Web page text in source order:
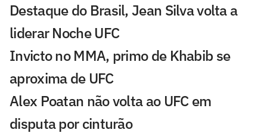
Destaque do Brasil, Jean Silva volta a
liderar Noche UFC
Invicto no MMA, primo de Khabib se
aproxima de UFC
Alex Poatan não volta ao UFC em
disputa por cinturão